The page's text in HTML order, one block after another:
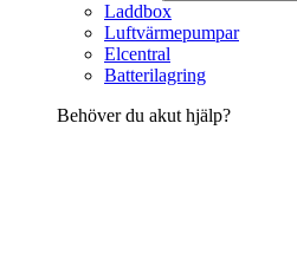
Laddbox
Luftvärmepumpar
Elcentral
Batterilagring
Behöver du akut hjälp?